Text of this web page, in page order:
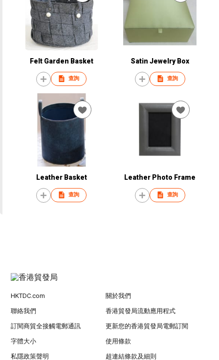
Felt Garden Basket
查詢
Satin Jewelry Box
查詢
Leather Basket
查詢
Leather Photo Frame
查詢
HKTDC.com 關於我們
聯絡我們 香港貿發局流動應用程式
訂閱商貿全接觸電郵通訊 更新您的香港貿發局電郵訂閱
字體大小 使用條款
私隱政策聲明 超連結條款及細則